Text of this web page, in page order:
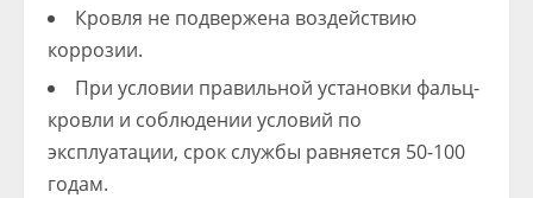
Кровля не подвержена воздействию
коррозии.
При условии правильной установки фальц-
кровли и соблюдении условий по
эксплуатации, срок службы равняется 50-100
годам.